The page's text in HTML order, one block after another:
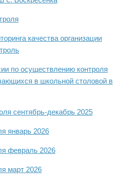
качества организации
по осуществлению контроля
в школьной столовой в
сентябрь-декабрь 2025
январь 2026
февраль 2026
март 2026